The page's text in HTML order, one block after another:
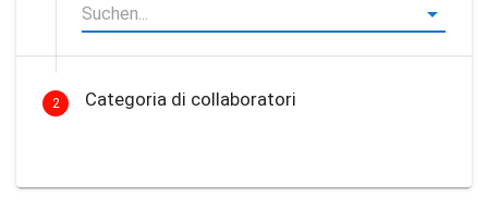
2 Categoria di collaboratori